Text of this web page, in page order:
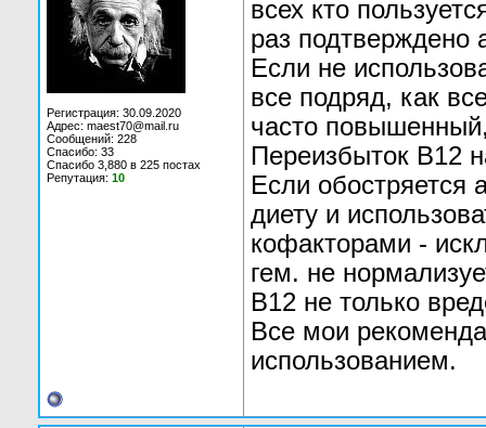
Регистрация: 30.09.2020
Адрес: maest70@mail.ru
Сообщений: 228
Спасибо: 33
Спасибо 3,880 в 225 постах
Репутация: 10
всех кто
раз подтверждено
Если не
все подряд, как
часто повышенный,
Переизбыток В12
Если обостряется
диету и
кофакторами -
гем. не
В12 не только
Все мои
использованием.